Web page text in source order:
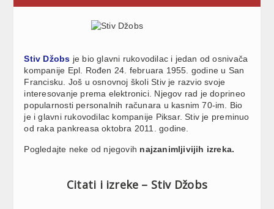
Stiv Džobs je bio glavni rukovodilac i jedan od osnivača
kompanije Epl . Rođen 24. februara 1955. godine u San
Francisku. Još u osnovnoj školi Stiv je razvio svoje
interesovanje prema elektronici. Njegov rad je doprineo
popularnosti personalnih računara u kasnim 70-im. Bio
je i glavni rukovodilac kompanije Piksar. Stiv je preminuo
od raka pankreasa oktobra 2011. godine.
Pogledajte neke od njegovih najzanimljivijih izreka.
Citati i izreke – Stiv Džobs